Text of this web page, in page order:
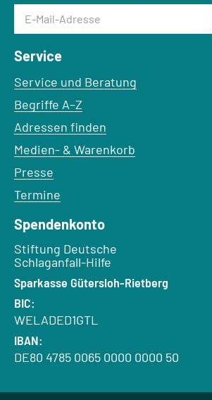
E-Mail-Adresse
Service
Service und Beratung
Begriffe A–Z
Adressen finden
Medien- & Warenkorb
Presse
Termine
Spendenkonto
Empfänger:
Stiftung Deutsche
Schlaganfall-Hilfe
Bank:
Sparkasse Gütersloh-Rietberg
BIC:
WELADED1GTL
IBAN:
DE80 4785 0065 0000 0000 50